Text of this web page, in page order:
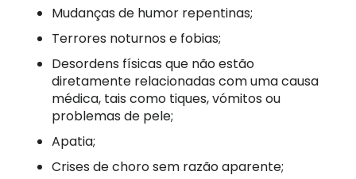
Mudanças de humor repentinas;
Terrores noturnos e fobias;
Desordens físicas que não estão
diretamente relacionadas com uma causa
médica, tais como tiques, vómitos ou
problemas de pele;
Apatia;
Crises de choro sem razão aparente;